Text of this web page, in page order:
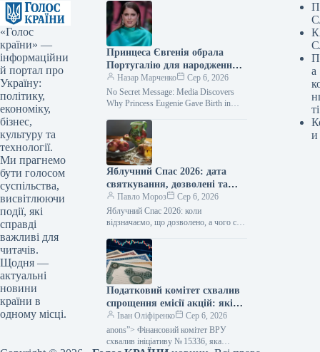
«Голос
країни» —
інформаційни
й портал про
Україну:
політику,
економіку,
бізнес,
культуру та
технології.
Ми прагнемо
бути голосом
суспільства,
висвітлюючи
події, які
справді
важливі для
читачів.
Щодня —
актуальні
новини
країни в
одному місці.
Принцеса Євгенія обрала
Португалію для народження
третьої дитини, як стало
відомо ЗМІ.
Назар Марченко
Сер 6, 2026
No Secret Message: Media Discovers
Why Princess Eugenie Gave Birth in
instagram.com/princesseugenie Subscribe
to us on Google Add…
Яблучний Спас 2026: дата
святкування, дозволені та
заборонені дії
Павло Мороз
Сер 6, 2026
Яблучний Спас 2026: коли
відзначаємо, що дозволено, а чого слід
на нас в Google додати зараз…
Податковий комітет схвалив
спрощення емісії акцій: які
зміни очікуються — Мінфін
Іван Оліфіренко
Сер 6, 2026
anons”> Фінансовий комітет ВРУ
схвалив ініціативу № 15336, яка
а
ті
и